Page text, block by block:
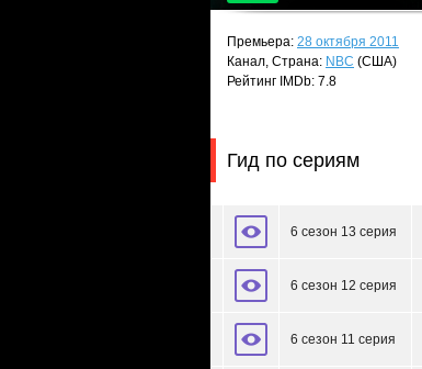
Премьера: 28 октября 2011
Канал, Страна: NBC (США)
Рейтинг IMDb: 7.8
Гид по сериям
6 сезон 13 серия
6 сезон 12 серия
6 сезон 11 серия